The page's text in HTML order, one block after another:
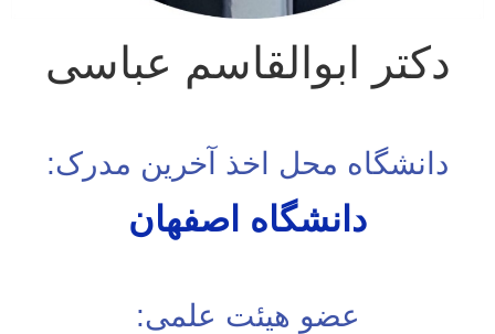
دکتر ابوالقاسم عباسی
دانشگاه محل اخذ آخرین مدرک:
دانشگاه اصفهان
عضو هیئت علمی: